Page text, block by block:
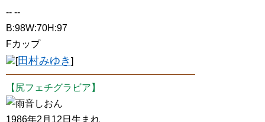
-- --
B:98W:70H:97
Fカップ
[田村みゆき ]
【尻フェチグラビア】
雨音しおん
1986年2月12日生まれ